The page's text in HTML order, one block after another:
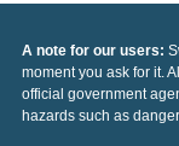
A note for our users:
moment you ask for it.
official government
hazards such as